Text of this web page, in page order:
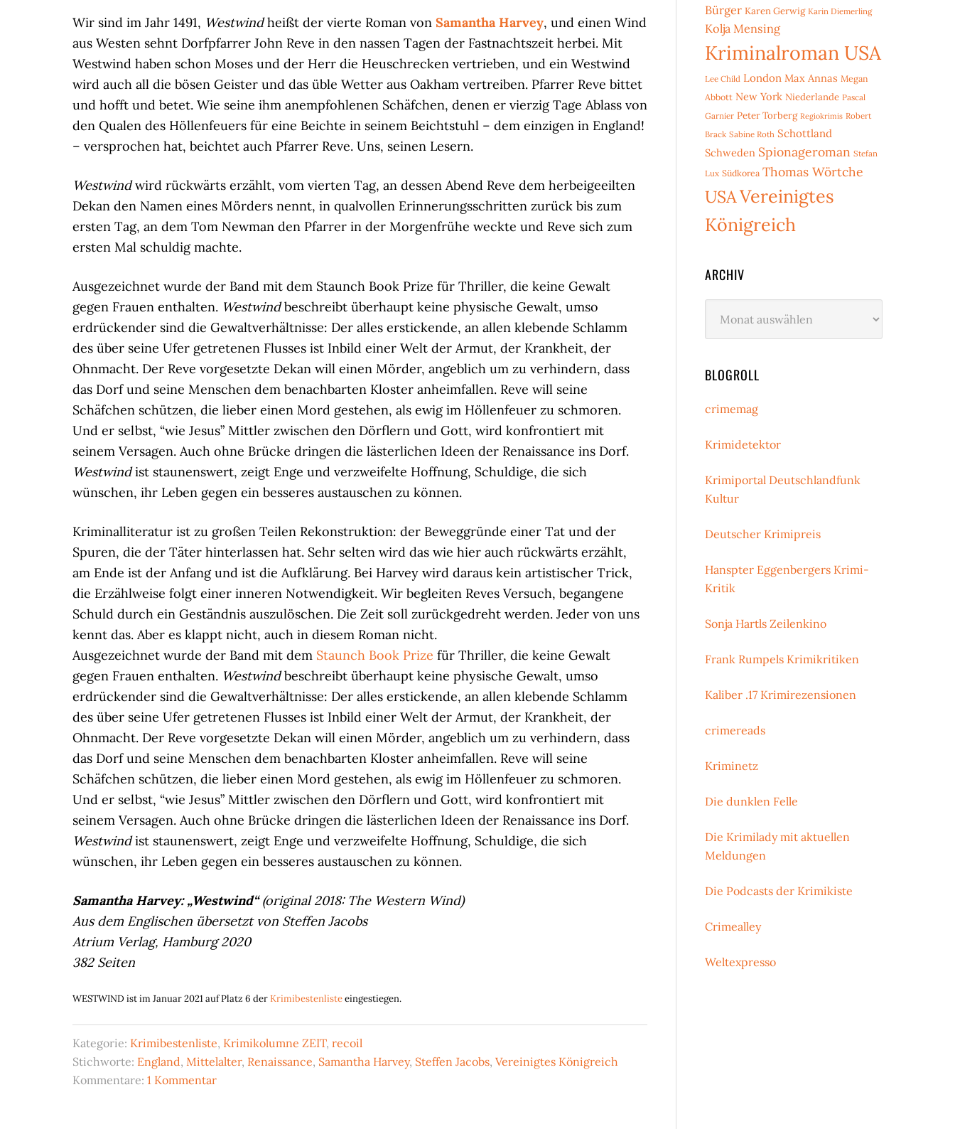
Wir sind im Jahr 1491, Westwindheißt der vierte Roman von Samantha Harvey, und einen Wind
aus Westen sehnt Dorfpfarrer John Reve in den nassen Tagen der Fastnachtszeit herbei. Mit
Westwind haben schon Moses und der Herr die Heuschrecken vertrieben, und ein Westwind
wird auch all die bösen Geister und das üble Wetter aus Oakham vertreiben. Pfarrer Reve bittet
und hofft und betet. Wie seine ihm anempfohlenen Schäfchen, denen er vierzig Tage Ablass von
den Qualen des Höllenfeuers für eine Beichte in seinem Beichtstuhl – dem einzigen in England!
– versprochen hat, beichtet auch Pfarrer Reve. Uns, seinen Lesern.
Westwindwird rückwärts erzählt, vom vierten Tag, an dessen Abend Reve dem herbeigeeilten
Dekan den Namen eines Mörders nennt, in qualvollen Erinnerungsschritten zurück bis zum
ersten Tag, an dem Tom Newman den Pfarrer in der Morgenfrühe weckte und Reve sich zum
ersten Mal schuldig machte.
Ausgezeichnet wurde der Band mit dem Staunch Book Prize für Thriller, die keine Gewalt
gegen Frauen enthalten. Westwindbeschreibt überhaupt keine physische Gewalt, umso
erdrückender sind die Gewaltverhältnisse: Der alles erstickende, an allen klebende Schlamm
des über seine Ufer getretenen Flusses ist Inbild einer Welt der Armut, der Krankheit, der
Ohnmacht. Der Reve vorgesetzte Dekan will einen Mörder, angeblich um zu verhindern, dass
das Dorf und seine Menschen dem benachbarten Kloster anheimfallen. Reve will seine
Schäfchen schützen, die lieber einen Mord gestehen, als ewig im Höllenfeuer zu schmoren.
Und er selbst, “wie Jesus” Mittler zwischen den Dörflern und Gott, wird konfrontiert mit
seinem Versagen. Auch ohne Brücke dringen die lästerlichen Ideen der Renaissance ins Dorf.
Westwindist staunenswert, zeigt Enge und verzweifelte Hoffnung, Schuldige, die sich
wünschen, ihr Leben gegen ein besseres austauschen zu können.
Kriminalliteratur ist zu großen Teilen Rekonstruktion: der Beweggründe einer Tat und der
Spuren, die der Täter hinterlassen hat. Sehr selten wird das wie hier auch rückwärts erzählt,
am Ende ist der Anfang und ist die Aufklärung. Bei Harvey wird daraus kein artistischer Trick,
die Erzählweise folgt einer inneren Notwendigkeit. Wir begleiten Reves Versuch, begangene
Schuld durch ein Geständnis auszulöschen. Die Zeit soll zurückgedreht werden. Jeder von uns
kennt das. Aber es klappt nicht, auch in diesem Roman nicht.
Ausgezeichnet wurde der Band mit dem Staunch Book Prize für Thriller, die keine Gewalt
gegen Frauen enthalten. Westwindbeschreibt überhaupt keine physische Gewalt, umso
erdrückender sind die Gewaltverhältnisse: Der alles erstickende, an allen klebende Schlamm
des über seine Ufer getretenen Flusses ist Inbild einer Welt der Armut, der Krankheit, der
Ohnmacht. Der Reve vorgesetzte Dekan will einen Mörder, angeblich um zu verhindern, dass
das Dorf und seine Menschen dem benachbarten Kloster anheimfallen. Reve will seine
Schäfchen schützen, die lieber einen Mord gestehen, als ewig im Höllenfeuer zu schmoren.
Und er selbst, “wie Jesus” Mittler zwischen den Dörflern und Gott, wird konfrontiert mit
seinem Versagen. Auch ohne Brücke dringen die lästerlichen Ideen der Renaissance ins Dorf.
Westwindist staunenswert, zeigt Enge und verzweifelte Hoffnung, Schuldige, die sich
wünschen, ihr Leben gegen ein besseres austauschen zu können.
Samantha Harvey: „Westwind“(original 2018: The Western Wind)
Aus dem Englischen übersetzt von Steffen Jacobs
Atrium Verlag, Hamburg 2020
382 Seiten
WESTWIND ist im Januar 2021 auf Platz 6 derKrimibestenlisteeingestiegen.
Kategorie: Krimibestenliste, Krimikolumne ZEIT, recoil
Stichworte: England, Mittelalter, Renaissance, Samantha Harvey, Steffen Jacobs, Vereinigtes Königreich
Kommentare: 1 Kommentar
Bürger Karen Gerwig Karin Diemerling
Kolja Mensing
Kriminalroman USA
Lee Child London Max Annas Megan
Abbott New York Niederlande Pascal
Garnier Peter Torberg Regiokrimis Robert
Brack Sabine Roth Schottland
Schweden Spionageroman Stefan
Lux Südkorea Thomas Wörtche
USAVereinigtes
Königreich
ARCHIV
BLOGROLL
crimemag
Krimidetektor
Krimiportal Deutschlandfunk
Kultur
Deutscher Krimipreis
Hanspter Eggenbergers Krimi-
Kritik
Sonja Hartls Zeilenkino
Frank Rumpels Krimikritiken
Kaliber .17 Krimirezensionen
crimereads
Kriminetz
Die dunklen Felle
Die Krimilady mit aktuellen
Meldungen
Die Podcasts der Krimikiste
Crimealley
Weltexpresso